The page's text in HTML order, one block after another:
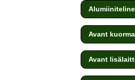
Avant
Avant